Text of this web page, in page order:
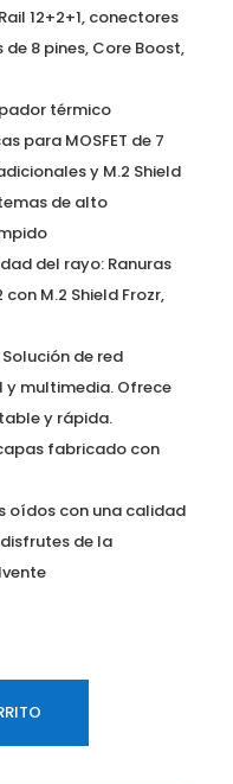
12+2+1, conectores
8 pines, Core Boost,
térmico
para MOSFET de 7
y M.2 Shield
de alto
del rayo: Ranuras
con M.2 Shield Frozr,
Solución de red
multimedia. Ofrece
y rápida.
fabricado con
oídos con una calidad
de la